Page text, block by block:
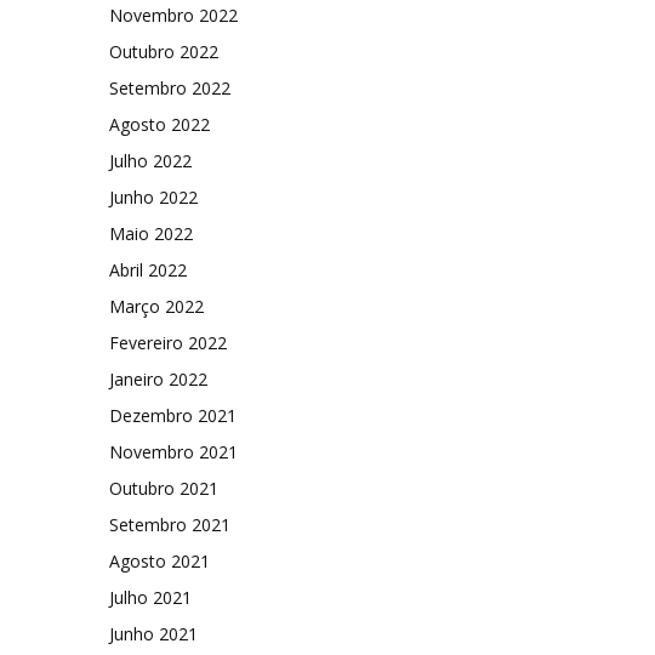
Novembro 2022
Outubro 2022
Setembro 2022
Agosto 2022
Julho 2022
Junho 2022
Maio 2022
Abril 2022
Março 2022
Fevereiro 2022
Janeiro 2022
Dezembro 2021
Novembro 2021
Outubro 2021
Setembro 2021
Agosto 2021
Julho 2021
Junho 2021